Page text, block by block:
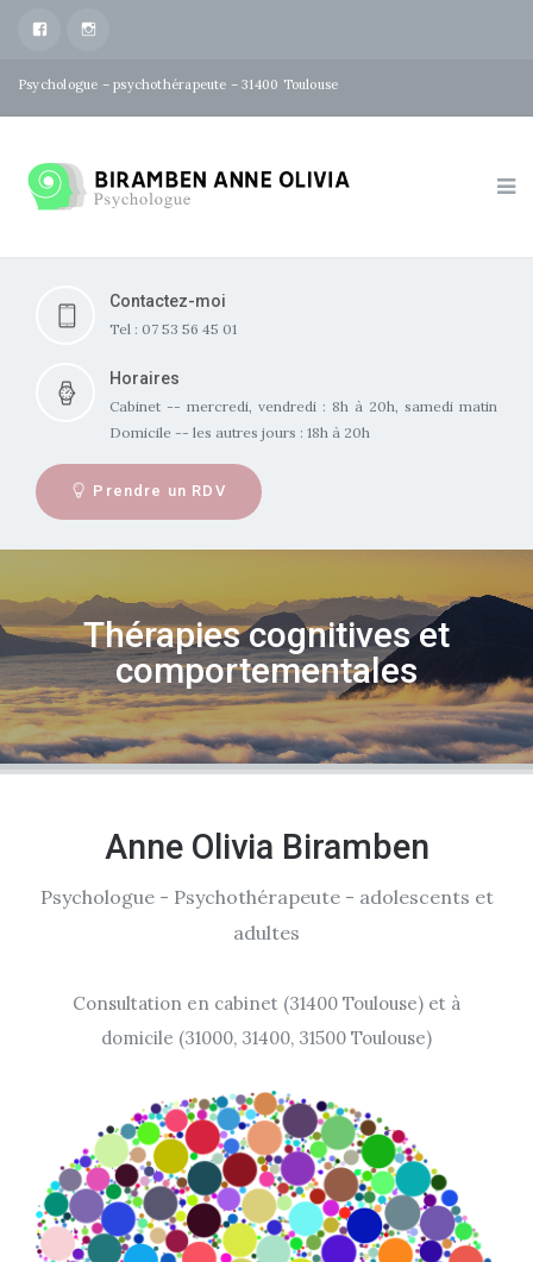
facebookInstagram
Psychologue – psychothérapeute – 31400 Toulouse
Contactez-moi
Tel : 07 53 56 45 01
Horaires
Cabinet -- mercredi, vendredi : 8h à 20h, samedi matin
Domicile -- les autres jours : 18h à 20h
Prendre un RDV
Thérapies cognitives et
comportementales
Anne Olivia Biramben
Psychologue - Psychothérapeute - adolescents et
adultes
Consultation en cabinet (31400 Toulouse) et à
domicile (31000, 31400, 31500 Toulouse)